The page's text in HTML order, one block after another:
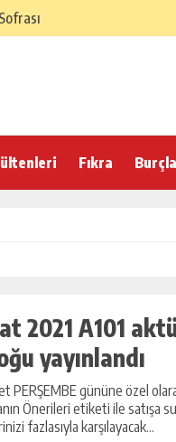
İftar Menüsü
Fıkra
2021 A101
yayınlandı
PERŞEMBE gününe özel
Önerileri etiketi ile satışa
fazlasıyla karşılayacak...